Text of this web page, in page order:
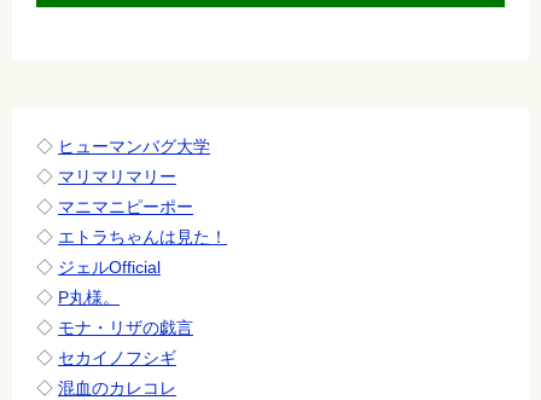
◇ ヒューマンバグ大学
◇ マリマリマリー
◇ マニマニピーポー
◇ エトラちゃんは見た！
◇ ジェルOfficial
◇ P丸様。
◇ モナ・リザの戯言
◇ セカイノフシギ
◇ 混血のカレコレ